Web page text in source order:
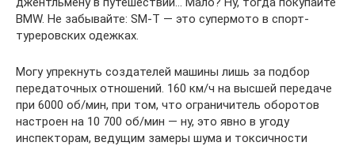
BMW. Не забывайте: SM-T — это супермото в спорт-
туреровских одежках.
Могу упрекнуть создателей машины лишь за подбор
передаточных отношений. 160 км/ч на высшей передаче
при 6000 об/мин, при том, что ограничитель оборотов
настроен на 10 700 об/мин — ну, это явно в угоду
инспекторам, ведущим замеры шума и токсичности